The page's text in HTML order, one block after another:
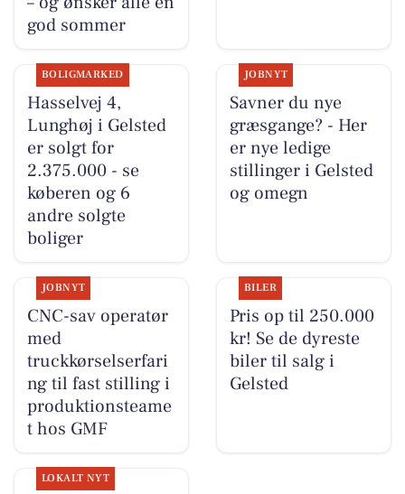
god sommer
BOLIGMARKED
Hasselvej 4,
Lunghøj i Gelsted
er solgt for
2.375.000 - se
køberen og 6
andre solgte
boliger
JOBNYT
Savner du nye
græsgange? - Her
er nye ledige
stillinger i Gelsted
og omegn
JOBNYT
CNC-sav operatør
med
truckkørselserfari
ng til fast stilling i
produktionsteame
t hos GMF
BILER
Pris op til 250.000
kr! Se de dyreste
biler til salg i
Gelsted
LOKALT NYT